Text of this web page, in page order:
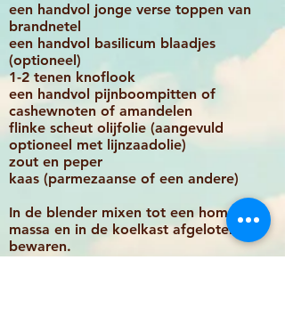
een handvol jonge verse toppen van
brandnetel
een handvol basilicum blaadjes
(optioneel)
1-2 tenen knoflook
een handvol pijnboompitten of
cashewnoten of amandelen
flinke scheut olijfolie (aangevuld
optioneel met lijnzaadolie)
zout en peper
kaas (parmezaanse of een andere)
In de blender mixen tot een homogene
massa en in de koelkast afgeloten
bewaren.